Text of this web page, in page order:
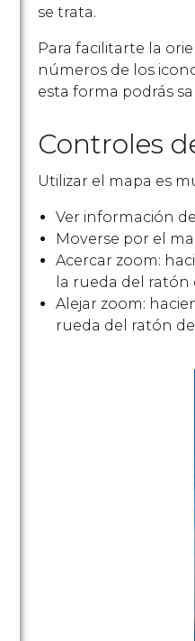
se trata.
Para facilitarte la
números de los
esta forma podrás
Controles
Utilizar el mapa es
Ver información
Moverse por el
Acercar zoom:
la rueda del ratón
Alejar zoom:
rueda del ratón